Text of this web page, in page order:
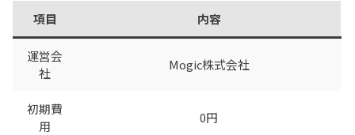
項目 内容
運営会
社
Mogic株式会社
初期費
用
0円